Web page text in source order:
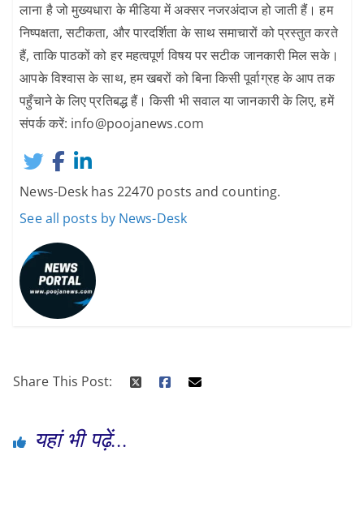
लाना है जो मुख्यधारा के मीडिया में अक्सर नजरअंदाज हो जाती हैं। हम
निष्पक्षता, सटीकता, और पारदर्शिता के साथ समाचारों को प्रस्तुत करते
हैं, ताकि पाठकों को हर महत्वपूर्ण विषय पर सटीक जानकारी मिल सके।
आपके विश्वास के साथ, हम खबरों को बिना किसी पूर्वाग्रह के आप तक
पहुँचाने के लिए प्रतिबद्ध हैं। किसी भी सवाल या जानकारी के लिए, हमें
संपर्क करें: info@poojanews.com
News-Desk has 22470 posts and counting.
See all posts by News-Desk
Share This Post:
यहां भी पढ़ें...